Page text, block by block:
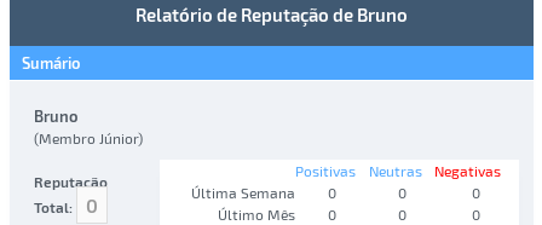
Relatório de Reputação de Bruno
Sumário
Bruno
(Membro Júnior)
Reputação
Total:
0
Positivas Neutras
Negativas
Última Semana
0 0
0
Último Mês
0 0
0